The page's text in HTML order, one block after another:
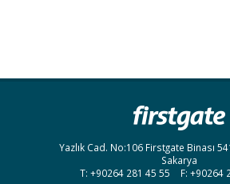
Yazlık Cad. No:106 Firstgate Binası
Sakarya
T: +90264 281 45 55 F: +90264